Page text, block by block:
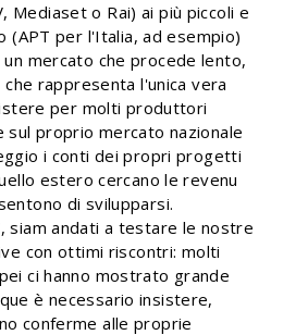
Mediaset o Rai) ai più piccoli e
(APT per l'Italia, ad esempio)
mercato che procede lento,
rappresenta l'unica vera
per molti produttori
sul proprio mercato nazionale
i conti dei propri progetti
estero cercano le revenu
di svilupparsi.
siam andati a testare le nostre
con ottimi riscontri: molti
ci hanno mostrato grande
è necessario insistere,
conferme alle proprie